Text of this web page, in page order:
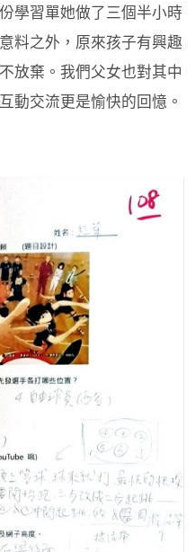
學習單她做了三個半小時
料之外，原來孩子有興趣
放棄。我們父女也對其中
動交流更是愉快的回憶。